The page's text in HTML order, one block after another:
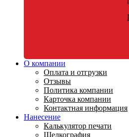
О компании
Оплата и отгрузки
Отзывы
Политика компании
Карточка компании
Контактная информация
Нанесение
Калькулятор печати
Шелкография